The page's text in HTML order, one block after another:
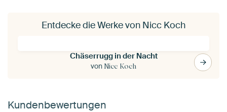
Entdecke die Werke von Nicc Koch
Chäserrugg in der Nacht
von Nicc Koch
Kundenbewertungen